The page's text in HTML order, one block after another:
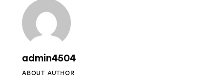
admin4504
ABOUT AUTHOR